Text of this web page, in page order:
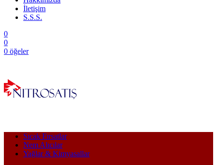
İletişim
S.S.S.
0
0
0 öğeler
Sıcak Fırsatlar
Nem Alıcılar
Yağlar & Kimyasallar